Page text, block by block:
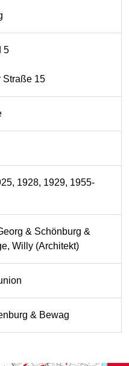
5
Straße 15
1928, 1929, 1955-
& Schönburg &
Willy (Architekt)
& Bewag